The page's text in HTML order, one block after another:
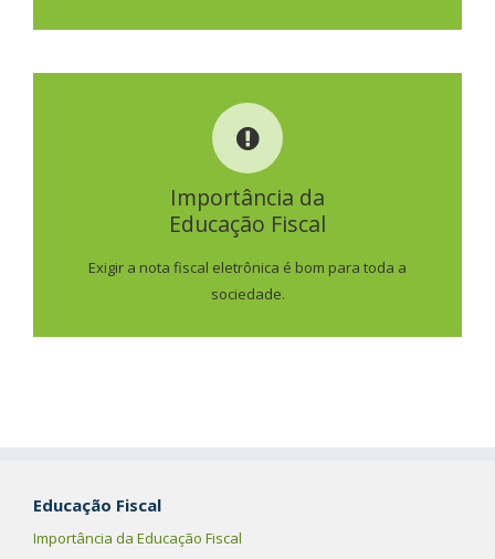
Importância da
Educação Fiscal
Exigir a nota fiscal eletrônica é bom para toda a
sociedade.
IMPORTÂNCIA DA
SAIBA MAIS
Educação Fiscal
Importância da Educação Fiscal